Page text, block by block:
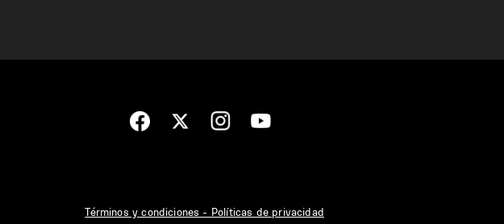
Términos y condiciones - Políticas de privacidad